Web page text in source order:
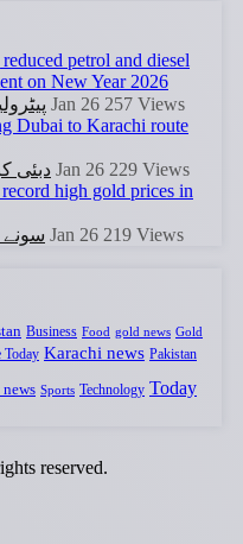
13 Jan 26 257 Views
دبئی 12 Jan 26 229 Views
12 Jan 26 219 Views
Business Food gold news Gold
Today Karachi news Pakistan
Sports Technology Today
reserved.